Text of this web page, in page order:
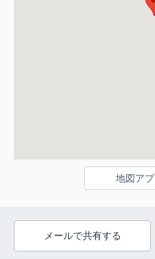
地図ア
メールで共有する